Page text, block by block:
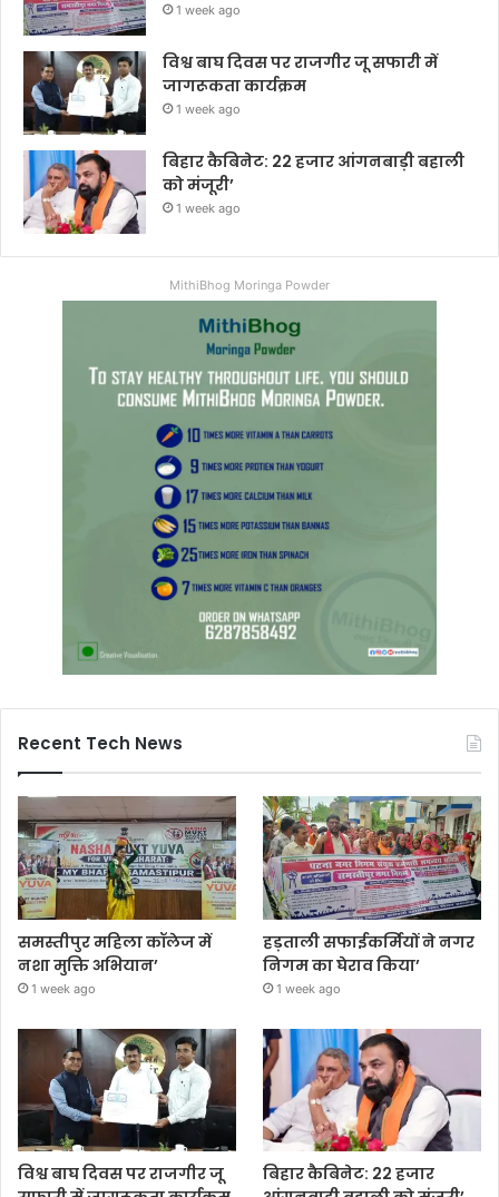
1 week ago
विश्व बाघ दिवस पर राजगीर जू सफारी में
जागरूकता कार्यक्रम
1 week ago
बिहार कैबिनेट: 22 हजार आंगनबाड़ी बहाली
को मंजूरी’
1 week ago
MithiBhog Moringa Powder
Recent Tech News
समस्तीपुर महिला कॉलेज में
नशा मुक्ति अभियान’
1 week ago
हड़ताली सफाईकर्मियों ने नगर
निगम का घेराव किया’
1 week ago
विश्व बाघ दिवस पर राजगीर जू
बिहार कैबिनेट: 22 हजार